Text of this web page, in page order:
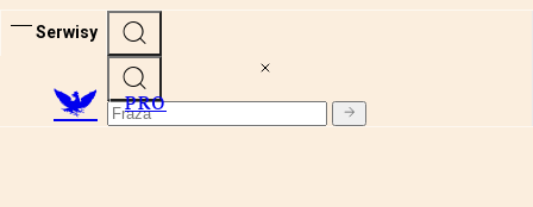
Serwisy
PRO